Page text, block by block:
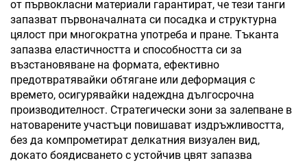
от първокласни материали гарантират, че тези танги
запазват първоначалната си посадка и структурна
цялост при многократна употреба и пране. Тъканта
запазва еластичността и способността си за
възстановяване на формата, ефективно
предотвратявайки обтягане или деформация с
времето, осигурявайки надеждна дългосрочна
производителност. Стратегически зони за залепване в
натоварените участъци повишават издръжливостта,
без да компрометират делкатния визуален вид,
докато боядисването с устойчив цвят запазва